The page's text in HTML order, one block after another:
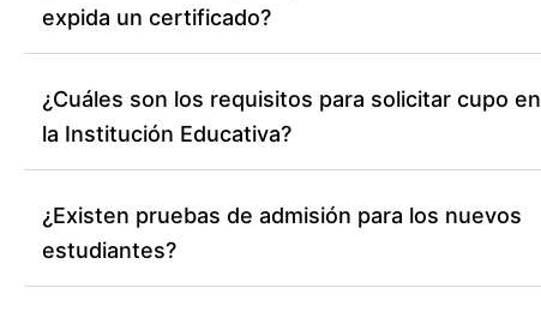
expida un certificado?
¿Cuáles son los requisitos para solicitar cupo en
la Institución Educativa?
¿Existen pruebas de admisión para los nuevos
estudiantes?